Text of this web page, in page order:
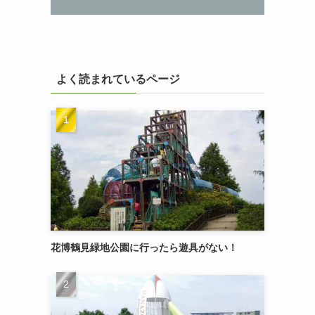
よく読まれているページ
花博鶴見緑地公園に行ったら遊具がない！